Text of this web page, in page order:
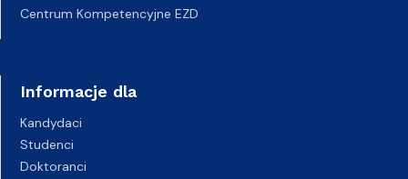
Centrum Kompetencyjne EZD
Informacje dla
Kandydaci
Studenci
Doktoranci